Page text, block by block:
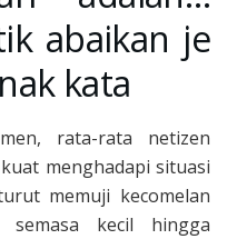
abaikan je
kata
rata-rata netizen
menghadapi situasi
memuji kecomelan
kecil hingga